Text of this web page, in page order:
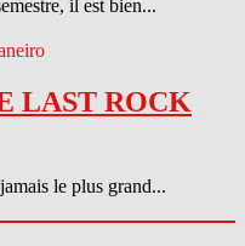
il est bien...
LAST ROCK
le plus grand...